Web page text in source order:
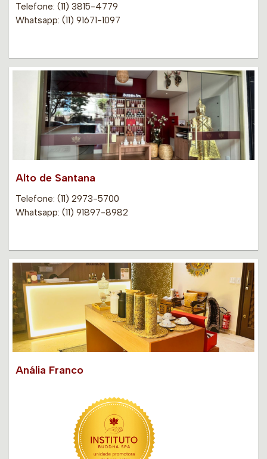
Telefone: (11) 3815-4779
Whatsapp: (11) 91671-1097
Alto de Santana
Telefone: (11) 2973-5700
Whatsapp: (11) 91897-8982
Anália Franco